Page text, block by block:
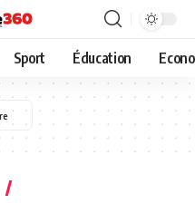
Sport Éducation